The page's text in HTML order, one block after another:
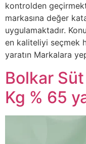
kontrolden
markasına değer
uygulamaktadır.
en kaliteliyi seçmek
yaratın Markalara
Bolkar Süt
Kg % 65